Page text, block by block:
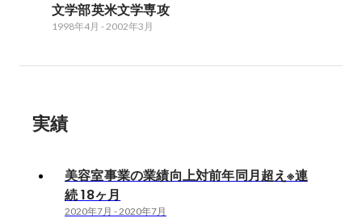
文学部英米文学専攻
1998年4月 -2002年3月
実績
美容室事業の業績向上対前年同月超え※連
続 18ヶ月
2020年7月 -2020年7月